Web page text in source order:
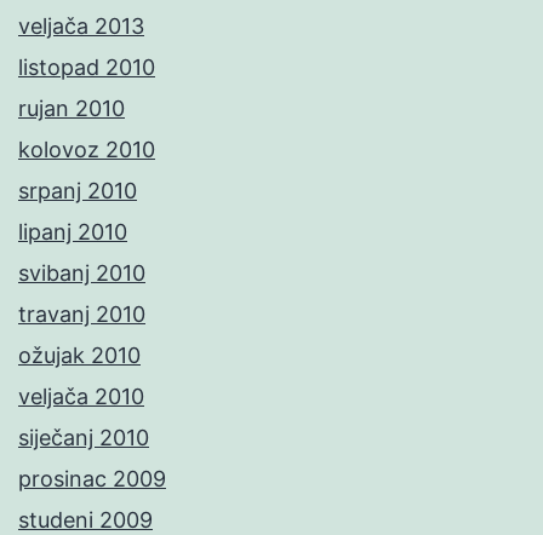
veljača 2013
listopad 2010
rujan 2010
kolovoz 2010
srpanj 2010
lipanj 2010
svibanj 2010
travanj 2010
ožujak 2010
veljača 2010
siječanj 2010
prosinac 2009
studeni 2009